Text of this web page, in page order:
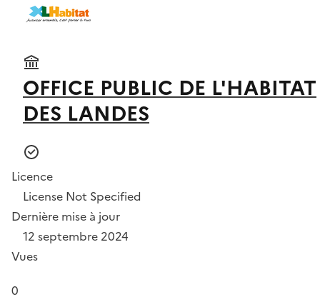
OFFICE PUBLIC DE L'HABITAT
DES LANDES
Licence
License Not Specified
Dernière mise à jour
12 septembre 2024
Vues
0